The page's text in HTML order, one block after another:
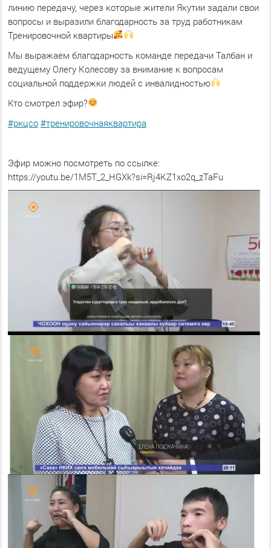
линию передачу, через которые жители Якутии задали свои
вопросы и выразили благодарность за труд работникам
Тренировочной квартиры
Мы выражаем благодарность команде передачи Талбан и
ведущему Олегу Колесову за внимание к вопросам
социальной поддержки людей с инвалидностью
Кто смотрел эфир?
#ркцсо #тренировочнаяквартира
Эфир можно посмотреть по ссылке:
https://youtu.be/1M5T_2_HGXk?si=Rj4KZ1xo2q_zTaFu